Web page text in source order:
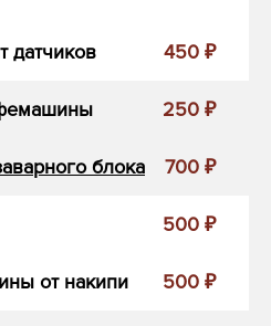
датчиков 450 ₽
250 ₽
блока 700 ₽
500 ₽
от накипи 500 ₽